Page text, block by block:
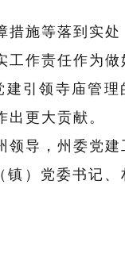
措施等落到 实处
作责任作为做
引领寺庙管理
更大贡献。
领导，州委党建
镇）党委书记、